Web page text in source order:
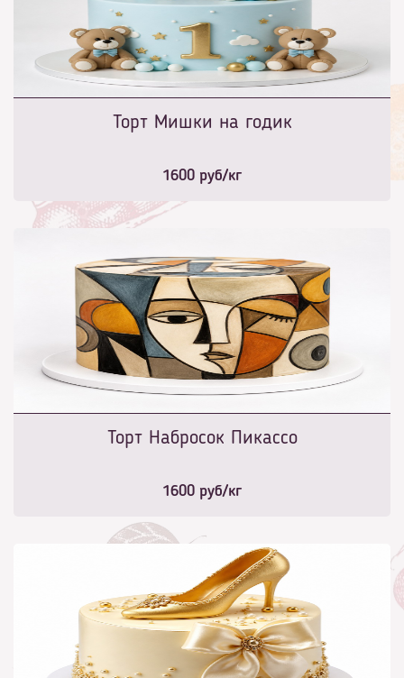
Торт Мишки на годик
1600 руб/кг
Торт Набросок Пикассо
1600 руб/кг